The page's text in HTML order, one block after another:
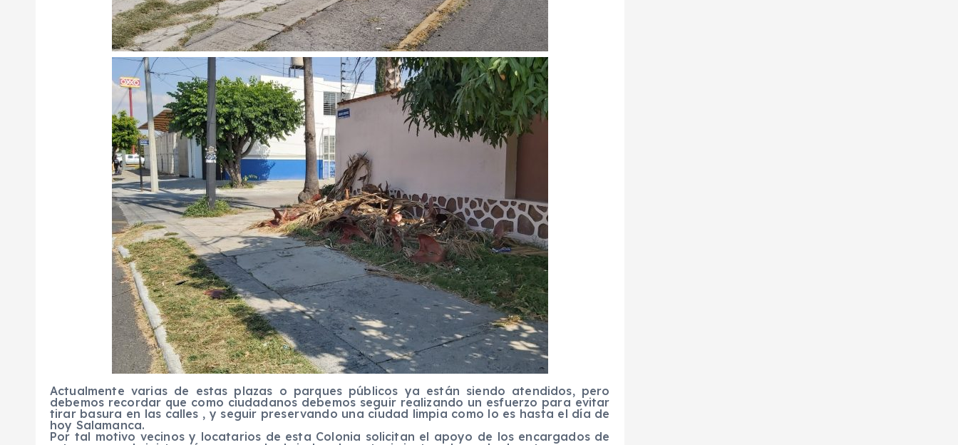
Actualmente varias de estas plazas o parques públicos ya están siendo atendidos, pero
debemos recordar que como ciudadanos debemos seguir realizando un esfuerzo para evitar
tirar basura en las calles , y seguir preservando una ciudad limpia como lo es hasta el día de
hoy Salamanca.
Por tal motivo vecinos y locatarios de esta Colonia solicitan el apoyo de los encargados de